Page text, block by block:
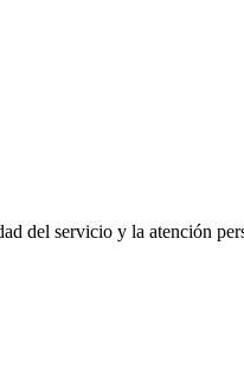
del servicio y la atención